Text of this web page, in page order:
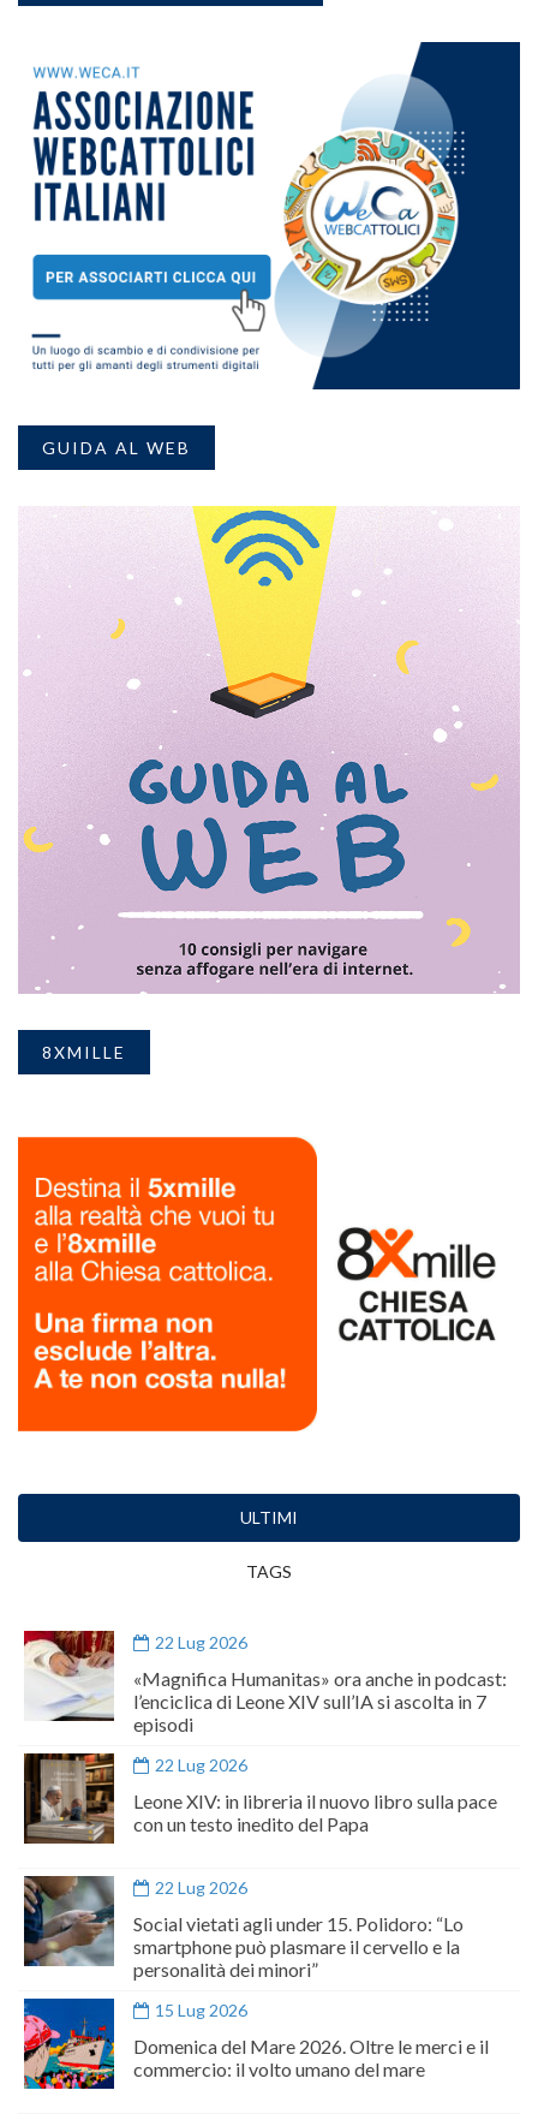
GUIDA AL WEB
8XMILLE
ULTIMI
TAGS
22 Lug 2026
«Magnifica Humanitas» ora anche in podcast:
l’enciclica di Leone XIV sull’IA si ascolta in 7
episodi
22 Lug 2026
Leone XIV: in libreria il nuovo libro sulla pace
con un testo inedito del Papa
22 Lug 2026
Social vietati agli under 15. Polidoro: “Lo
smartphone può plasmare il cervello e la
personalità dei minori”
15 Lug 2026
Domenica del Mare 2026. Oltre le merci e il
commercio: il volto umano del mare